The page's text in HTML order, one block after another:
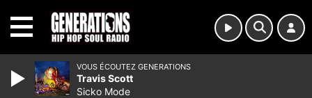
VOUS ÉCOUTEZ GENERATIONS
Travis Scott
Sicko Mode